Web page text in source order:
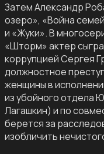
Затем Александр
озеро», «Война
и «Жуки». В
«Шторм» актер
коррупцией Сергея
должностное
женщины в
из убойного отдела
Лагашкин) и по
берется за
изобличить